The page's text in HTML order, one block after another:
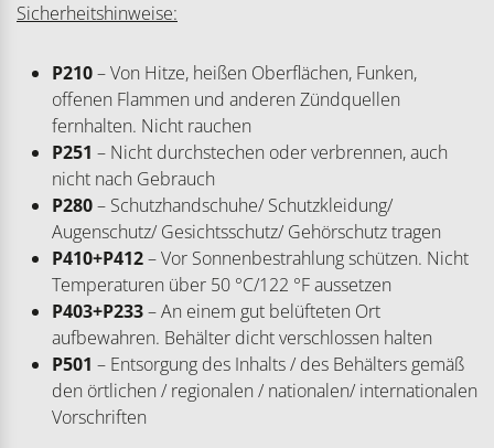
Sicherheitshinweise:
P210– Von Hitze, heißen Oberflächen, Funken,
offenen Flammen und anderen Zündquellen
fernhalten. Nicht rauchen
P251 – Nicht durchstechen oder verbrennen, auch
nicht nach Gebrauch
P280– Schutzhandschuhe/ Schutzkleidung/
Augenschutz/ Gesichtsschutz/ Gehörschutz tragen
P410+P412– Vor Sonnenbestrahlung schützen. Nicht
Temperaturen über 50 °C/122 °F aussetzen
P403+P233– An einem gut belüfteten Ort
aufbewahren. Behälter dicht verschlossen halten
P501 – Entsorgung des Inhalts / des Behälters gemäß
den örtlichen / regionalen / nationalen/ internationalen
Vorschriften